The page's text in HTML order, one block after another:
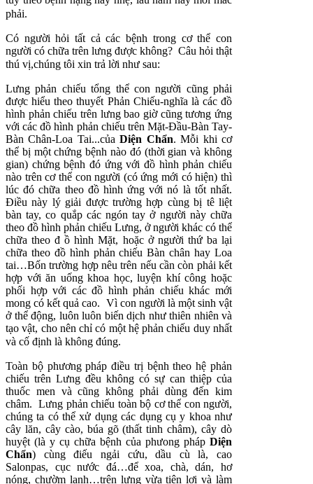
phải.
Có người hỏi tất cả các bệnh trong cơ thể con
người có chữa trên lưng được không? Câu hỏi thật
thú vị,chúng tôi xin trả lời như sau:
Lưng phản chiếu tổng thể con người cũng phải
được hiểu theo thuyết Phản Chiếu-nghĩa là các đồ
hình phản chiếu trên lưng bao giờ cũng tương ứng
với các đồ hình phản chiếu trên Mặt-Ðầu-Bàn Tay-
Bàn Chân-Loa Tai...củaDiện Chẩn. Mỗi khi cơ
thể bị một chứng bệnh nào đó (thời gian và không
gian) chứng bệnh đó ứng với đồ hình phản chiếu
nào trên cơ thể con người (có ứng mới có hiện) thì
lúc đó chữa theo đồ hình ứng với nó là tốt nhất.
Ðiều này lý giải được trường hợp cùng bị tê liệt
bàn tay, co quắp các ngón tay ở người này chữa
theo đồ hình phản chiếu Lưng, ở người khác có thể
chữa theo đ ồ hình Mặt, hoặc ở người thứ ba lại
chữa theo đồ hình phản chiếu Bàn chân hay Loa
tai…Bốn trường hợp nêu trên nếu cần còn phải kết
hợp với ăn uống khoa học, luyện khí công hoặc
phối hợp với các đồ hình phản chiếu khác mới
mong có kết quả cao. Vì con người là một sinh vật
ở thể động, luôn luôn biến dịch như thiên nhiên và
tạo vật, cho nên chỉ có một hệ phản chiếu duy nhất
và cố định là không đúng.
Toàn bộ phương pháp điều trị bệnh theo hệ phản
chiếu trên Lưng đều không có sự can thiệp của
thuốc men và cũng không phải dùng đến kim
châm. Lưng phản chiếu toàn bộ cơ thể con người,
chúng ta có thể xử dụng các dụng cụ y khoa như
cây lăn, cây cào, búa gõ (thất tinh châm), cây dò
huyệt (là y cụ chữa bệnh của phưong pháp Diện
Chẩn) cùng điếu ngải cứu, dầu cù là, cao
Salonpas, cục nước đá…để xoa, chà, dán, hơ
nóng, chườm lạnh…trên lưng vừa tiện lợi và làm